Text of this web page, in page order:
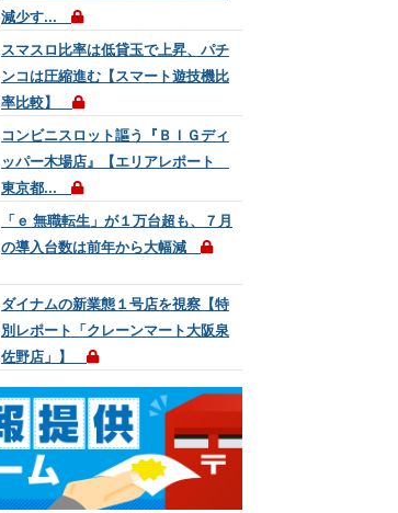
減少す...
スマスロ比率は低貸玉で上昇、パチ
ンコは圧縮進む【スマート遊技機比
率比較】
コンビニスロット謳う『ＢＩＧディ
ッパー木場店』【エリアレポート
東京都...
「ｅ 無職転生」が１万台超も、７月
の導入台数は前年から大幅減
ダイナムの新業態１号店を視察【特
別レポート「クレーンマート大阪泉
佐野店」】